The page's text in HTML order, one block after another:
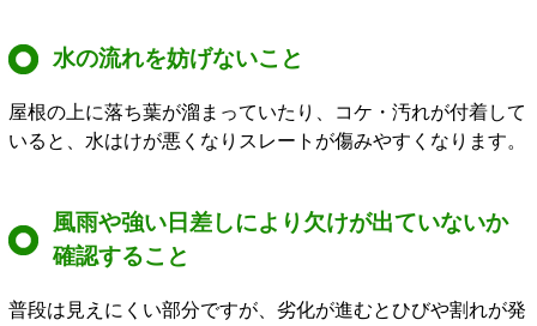
水の流れを妨げないこと
屋根の上に落ち葉が溜まっていたり、コケ・汚れが付着して
いると、水はけが悪くなりスレートが傷みやすくなります。
風雨や強い日差しにより欠けが出ていないか
確認すること
普段は見えにくい部分ですが、劣化が進むとひびや割れが発